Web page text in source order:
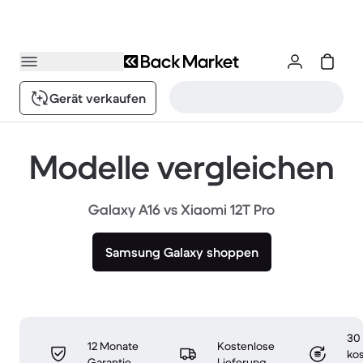
Gerät verkaufen
Modelle vergleichen
Galaxy A16 vs Xiaomi 12T Pro
Samsung Galaxy shoppen
12 Monate
Kostenlose
30